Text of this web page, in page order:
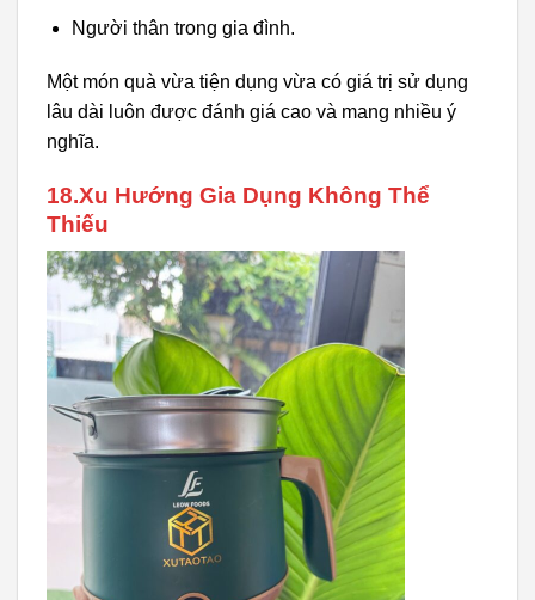
Người thân trong gia đình.
Một món quà vừa tiện dụng vừa có giá trị sử dụng
lâu dài luôn được đánh giá cao và mang nhiều ý
nghĩa.
18.Xu Hướng Gia Dụng Không Thể
Thiếu